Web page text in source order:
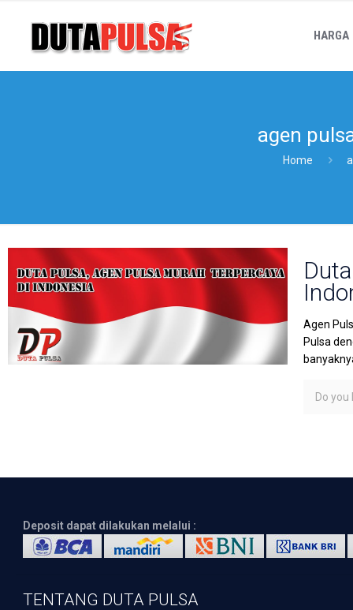
HARGA
agen
Home
Agen
Pulsa
Do you
Deposit dapat dilakukan melalui :
TENTANG DUTA PULSA